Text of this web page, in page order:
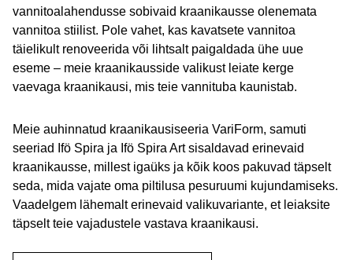
vannitoalahendusse sobivaid kraanikausse olenemata
vannitoa stiilist. Pole vahet, kas kavatsete vannitoa
täielikult renoveerida või lihtsalt paigaldada ühe uue
eseme – meie kraanikausside valikust leiate kerge
vaevaga kraanikausi, mis teie vannituba kaunistab.
Meie auhinnatud kraanikausiseeria VariForm, samuti
seeriad Ifö Spira ja Ifö Spira Art sisaldavad erinevaid
kraanikausse, millest igaüks ja kõik koos pakuvad täpselt
seda, mida vajate oma piltilusa pesuruumi kujundamiseks.
Vaadelgem lähemalt erinevaid valikuvariante, et leiaksite
täpselt teie vajadustele vastava kraanikausi.